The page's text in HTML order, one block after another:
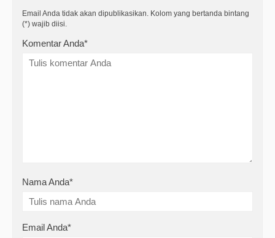
Email Anda tidak akan dipublikasikan. Kolom yang bertanda bintang
(*) wajib diisi.
Komentar Anda*
Nama Anda*
Email Anda*